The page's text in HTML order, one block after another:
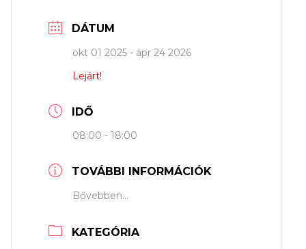
DÁTUM
okt 01 2025 - ápr 24 2026
Lejárt!
IDŐ
08:00 - 18:00
TOVÁBBI INFORMÁCIÓK
Bővebben...
KATEGÓRIA